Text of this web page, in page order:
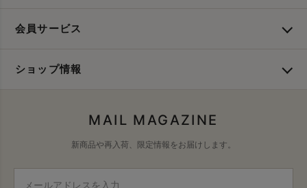
会員サービス
ショップ情報
MAIL MAGAZINE
新商品や再入荷、限定情報をお届けします。